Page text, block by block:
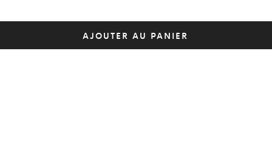
AJOUTER AU PANIER